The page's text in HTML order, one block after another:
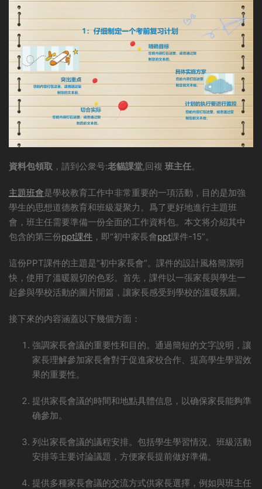
資料包領取 ，請到公衆号:老貓課堂,回複 班主任。
主題班會是學校教育工作中非常重要的一項活動，目的是加強
學生的思想道德教育和班級凝聚力。爲了更好地進行主題班
會，班主任需要準備一份全面的工作資料包。本文将介紹其中
包含的第三份ppt課件 ，即“初中家長會ppt課件-15”。
這份PPT課件的主題是“初中家長會”。課件的設計風格簡潔明
快，使用了溫暖親切的色彩。首先，課件以一張家長與學生一
起參與學校活動的圖片開篇，讓家長感受到學校的溫暖氛圍。
接下來的内容涵蓋以下幾個方面：
強調家長會議的重要性和目的。通過簡短的文字說明，讓
家長理解參加家長會對于促進家校合作、提高學生學習效
果的重要性。
提供家長會議的時間和地點具體信息，以确保家長能夠準
确參加。
列出家長會議的議程安排。包括學生學習情況、班級活動
安排等主要讨論議題，方便家長提前做好準備。
提供多種家長會議的交流方式供家長選擇，例如與班主任